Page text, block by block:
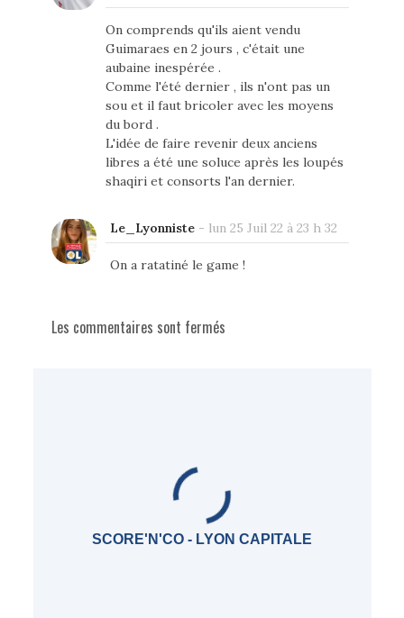
On comprends qu'ils aient vendu
Guimaraes en 2 jours , c'était une
aubaine inespérée .
Comme l'été dernier , ils n'ont pas un
sou et il faut bricoler avec les moyens
du bord .
L'idée de faire revenir deux anciens
libres a été une soluce après les loupés
shaqiri et consorts l'an dernier.
Le_Lyonniste- lun 25 Juil 22 à 23 h 32
On a ratatiné le game !
Les commentaires sont fermés
SCORE'N'CO - LYON CAPITALE